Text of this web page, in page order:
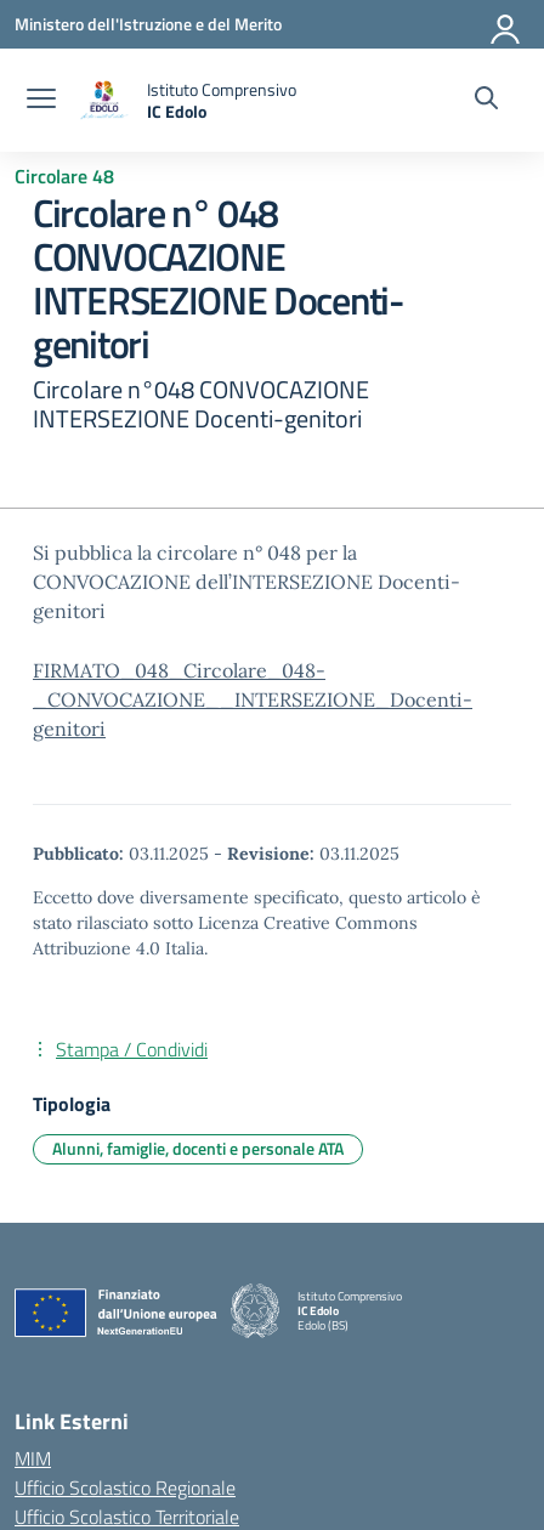
Vai ai contenuti
Vai al menu di navigazione
Vai al footer
Ministero dell'Istruzione e del Merito
Istituto Comprensivo
IC Edolo
Circolare 48
Circolare n° 048
CONVOCAZIONE
INTERSEZIONE Docenti-
genitori
Circolare n°048 CONVOCAZIONE
INTERSEZIONE Docenti-genitori
Si pubblica la circolare n° 048 per la
CONVOCAZIONE dell’INTERSEZIONE Docenti-
genitori
FIRMATO_048_Circolare_048-
_CONVOCAZIONE__INTERSEZIONE_Docenti-
genitori
Pubblicato: 03.11.2025 - Revisione: 03.11.2025
Eccetto dove diversamente specificato, questo articolo è
stato rilasciato sotto Licenza Creative Commons
Attribuzione 4.0 Italia.
Stampa / Condividi
Tipologia
Alunni, famiglie, docenti e personale ATA
Istituto Comprensivo
IC Edolo
Edolo (BS)
Link Esterni
MIM
Ufficio Scolastico Regionale
Ufficio Scolastico Territoriale